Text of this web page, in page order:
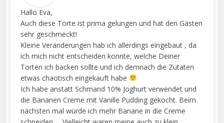
Hallo Eva,
Auch diese Torte ist prima gelungen und hat den Gästen
sehr geschmeckt!
Kleine Veränderungen hab ich allerdings eingebaut , da
ich mich nicht entscheiden konnte, welche Deiner
Torten ich backen sollte und ich demnach die Zutaten
etwas chaotisch eingekauft habe
Ich habe anstatt Schmand 10% Joghurt verwendet und
die Bananen Creme mit Vanille Pudding gekocht. Beim
nächsten mal würde ich mehr Banane in die Creme